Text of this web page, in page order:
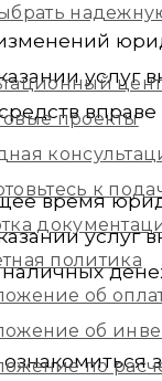
проекты
к
политика
об
об
по
услуг
вправе
время
услуг